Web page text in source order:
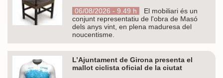
06/08/2026 - 9.49 h
El mobiliari és un
conjunt representatiu de l'obra de Masó
dels anys vint, en plena maduresa del
noucentisme.
L’Ajuntament de Girona presenta el
mallot ciclista oficial de la ciutat